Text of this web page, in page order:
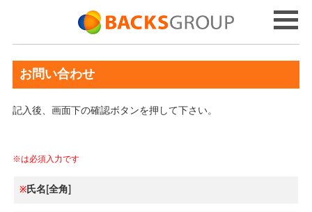
お問い合わせ
記入後、画面下の確認ボタンを押して下さい。
※は必須入力です
※ 氏名[全角]